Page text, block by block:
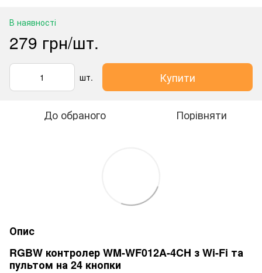
В наявності
279 грн/шт.
шт. Купити
До обраного Порівняти
Опис
RGBW контролер WM-WF012A-4CH з Wi-Fi та
пультом на 24 кнопки